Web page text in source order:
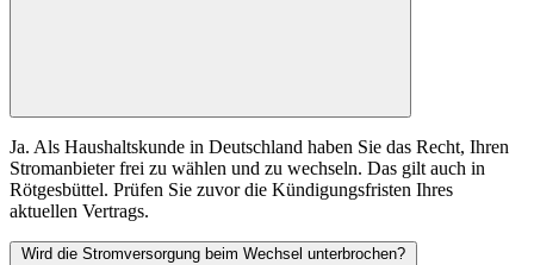
Ja. Als Haushaltskunde in Deutschland haben Sie das Recht, Ihren
Stromanbieter frei zu wählen und zu wechseln. Das gilt auch in
Rötgesbüttel. Prüfen Sie zuvor die Kündigungsfristen Ihres
aktuellen Vertrags.
Wird die Stromversorgung beim Wechsel unterbrochen?